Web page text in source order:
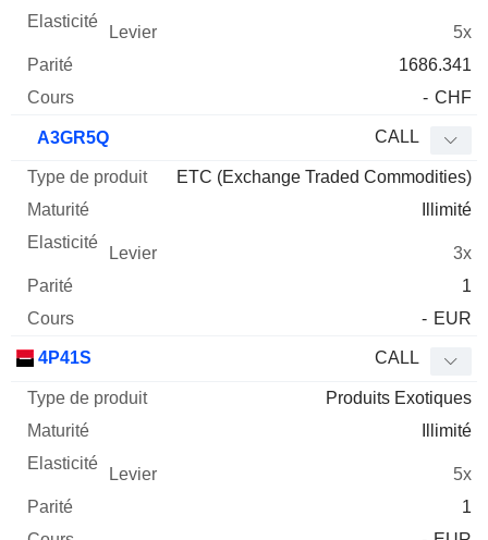
5x
1686.341
- CHF
A3GR5Q CALL
ETC (Exchange Traded Commodities)
Illimité
3x
1
- EUR
4P41S CALL
Produits Exotiques
Illimité
5x
1